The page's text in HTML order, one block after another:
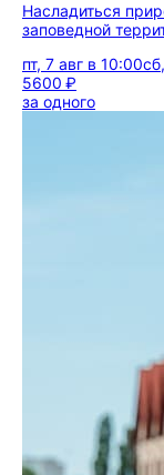
Насладиться
заповедной
пт, 7 авг в 10:00
5600 ₽
за одного